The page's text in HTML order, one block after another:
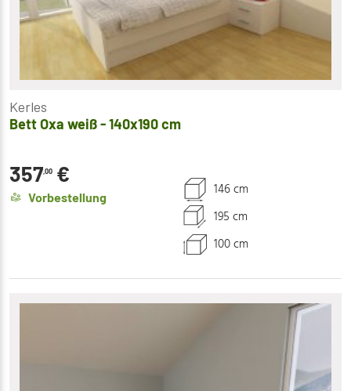
Kerles
Bett Oxa weiß - 140x190 cm
357,00 €
Vorbestellung
146 cm
195 cm
100 cm